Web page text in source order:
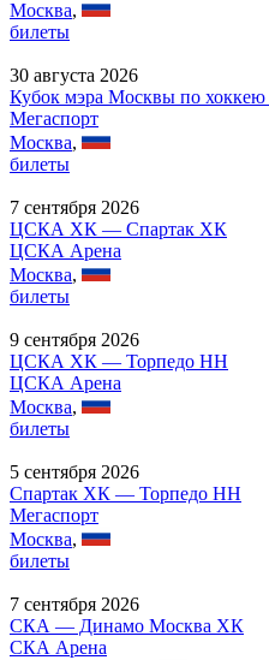
Москва,
билеты
30 августа 2026
Кубок мэра Москвы по
Мегаспорт
Москва,
билеты
7 сентября 2026
ЦСКА ХК — Спартак ХК
ЦСКА Арена
Москва,
билеты
9 сентября 2026
ЦСКА ХК — Торпедо НН
ЦСКА Арена
Москва,
билеты
5 сентября 2026
Спартак ХК — Торпедо НН
Мегаспорт
Москва,
билеты
7 сентября 2026
СКА — Динамо Москва ХК
СКА Арена